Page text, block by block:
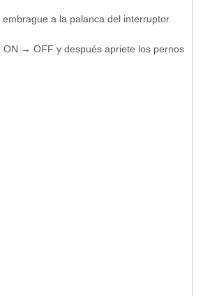
a la palanca del interruptor.
→ OFF y después apriete los pernos